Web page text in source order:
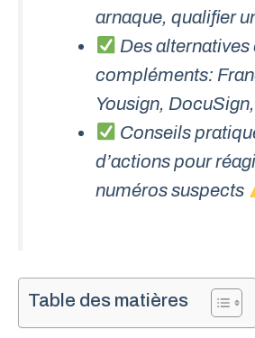
arnaque, qualifier
Des alternatives
compléments:
Yousign,
Conseils
d’actions pour
numéros suspects
Table des matières